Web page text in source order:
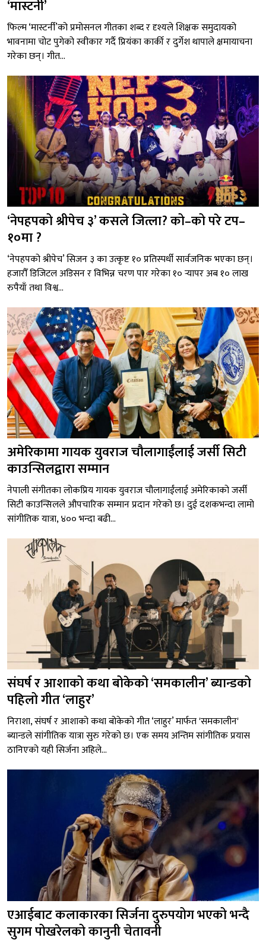
‘मास्टर्नी’
फिल्म ‘मास्टर्नी’को प्रमोसनल गीतका शब्द र दृश्यले शिक्षक समुदायको
भावनामा चोट पुगेको स्वीकार गर्दै प्रियंका कार्की र दुर्गेश थापाले क्षमायाचना
गरेका छन्। गीत...
‘नेपहपको श्रीपेच ३’ कसले जित्ला? को–को परे टप–
१०मा ?
‘नेपहपको श्रीपेच’ सिजन ३ का उत्कृष्ट १० प्रतिस्पर्धी सार्वजनिक भएका छन्।
हजारौँ डिजिटल अडिसन र विभिन्न चरण पार गरेका १० र्‍यापर अब १० लाख
रुपैयाँ तथा विश्व...
अमेरिकामा गायक युवराज चौलागाईंलाई जर्सी सिटी
काउन्सिलद्वारा सम्मान
नेपाली संगीतका लोकप्रिय गायक युवराज चौलागाईंलाई अमेरिकाको जर्सी
सिटी काउन्सिलले औपचारिक सम्मान प्रदान गरेको छ। दुई दशकभन्दा लामो
सांगीतिक यात्रा, ४०० भन्दा बढी...
संघर्ष र आशाको कथा बोकेको ‘समकालीन’ ब्यान्डको
पहिलो गीत ‘लाहुर’
निराशा, संघर्ष र आशाको कथा बोकेको गीत ‘लाहुर’ मार्फत 'समकालीन'
ब्यान्डले सांगीतिक यात्रा सुरु गरेको छ। एक समय अन्तिम सांगीतिक प्रयास
ठानिएको यही सिर्जना अहिले...
एआईबाट कलाकारका सिर्जना दुरुपयोग भएको भन्दै
सुगम पोखरेलको कानुनी चेतावनी